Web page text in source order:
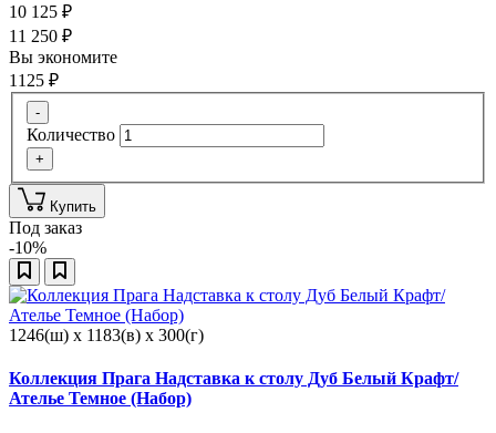
10 125 ₽
11 250 ₽
Вы экономите
1125 ₽
-
Количество
+
Купить
Под заказ
-10%
1246(ш) x 1183(в) x 300(г)
Коллекция Прага Надставка к столу Дуб Белый Крафт/
Ателье Темное (Набор)